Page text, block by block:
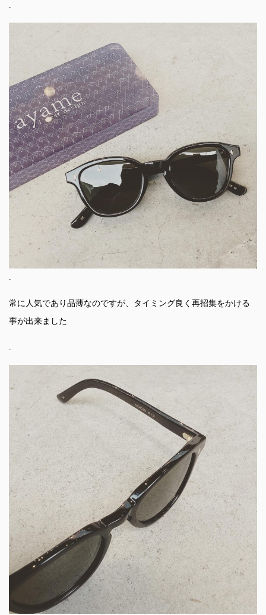
.
常に人気であり品薄なのですが、タイミング良く再招集をかける
事が出来ました